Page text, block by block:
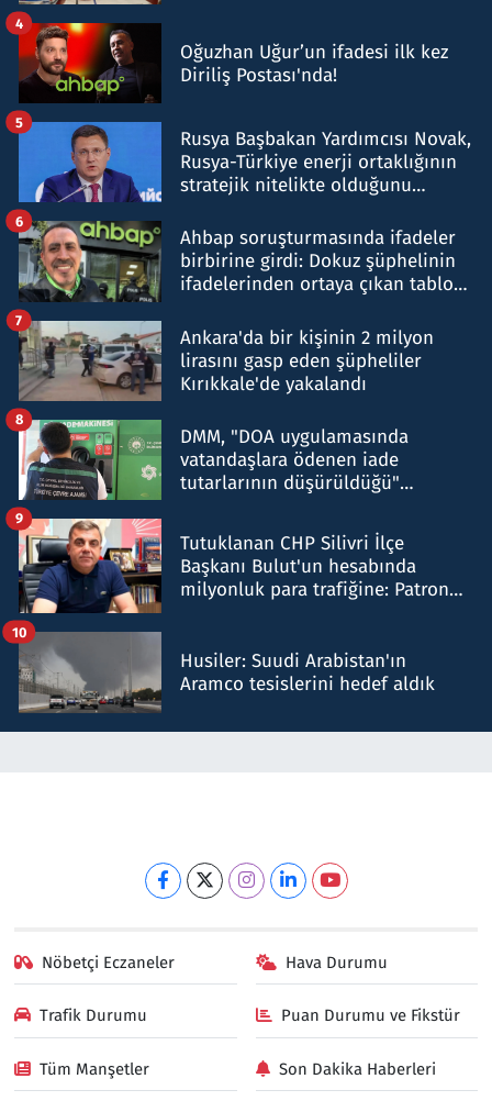
Oğuzhan Uğur’un ifadesi ilk kez
Diriliş Postası'nda!
4
Rusya Başbakan Yardımcısı Novak,
Rusya-Türkiye enerji ortaklığının
stratejik nitelikte olduğunu
5
Ahbap soruşturmasında ifadeler
birbirine girdi: Dokuz şüphelinin
ifadelerinden ortaya çıkan tablo
6
Ankara'da bir kişinin 2 milyon
lirasını gasp eden şüpheliler
Kırıkkale'de yakalandı
7
DMM, "DOA uygulamasında
vatandaşlara ödenen iade
tutarlarının düşürüldüğü"
8
Tutuklanan CHP Silivri İlçe
Başkanı Bulut'un hesabında
milyonluk para trafiğine: Patron
9
Husiler: Suudi Arabistan'ın
Aramco tesislerini hedef aldık
10
Nöbetçi Eczaneler Hava Durumu
Trafik Durumu Puan Durumu ve Fikstür
Tüm Manşetler Son Dakika Haberleri